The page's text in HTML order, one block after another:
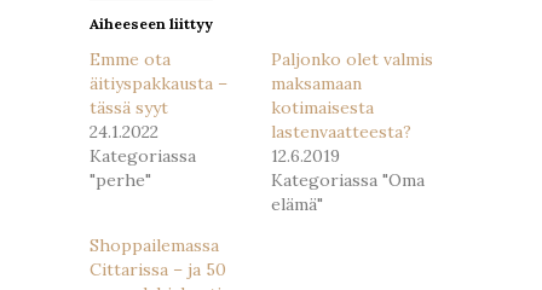
Aiheeseen liittyy
Emme ota
äitiyspakkausta –
tässä syyt
24.1.2022
Kategoriassa
"perhe"
Paljonko olet valmis
maksamaan
kotimaisesta
lastenvaatteesta?
12.6.2019
Kategoriassa "Oma
elämä"
Shoppailemassa
Cittarissa – ja 50